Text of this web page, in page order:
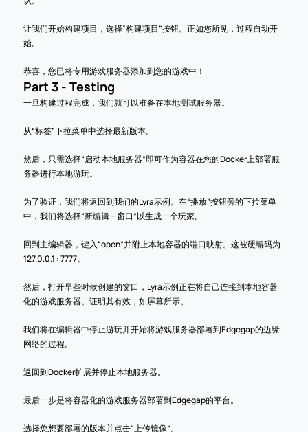
让我们开始构建项目，选择“构建项目”按钮。正如您所见，过程自动开
始。
恭喜，您已将专用游戏服务器添加到您的游戏中！
Part 3 - Testing
一旦构建过程完成，我们就可以准备在本地测试服务器。
从“标签”下拉菜单中选择最新版本。
然后，只需选择“启动本地服务器”即可作为容器在您的Docker上部署服
务器进行本地游玩。
为了验证，我们将返回到我们的Lyra示例。在“播放”按钮旁的下拉菜单
中，我们将选择“新编辑 + 窗口”以生成一个玩家。
回到主编辑器，键入“open”并附上本地容器的端口映射。这被硬编码为
127.0.0.1 : 7777。
然后，打开早些时候创建的窗口，Lyra示例正在将自己连接到本地容器
化的游戏服务器。证明其有效，如屏幕所示。
我们将在编辑器中停止游玩并开始将游戏服务器部署到Edgegap的边缘
网络的过程。
返回到Docker扩展并停止本地服务器。
最后一步是将容器化的游戏服务器部署到Edgegap的平台。
选择您想要部署的版本并点击“上传镜像”。